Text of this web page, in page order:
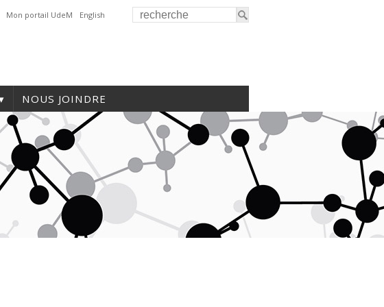
Mon portail UdeM English
NOUS JOINDRE